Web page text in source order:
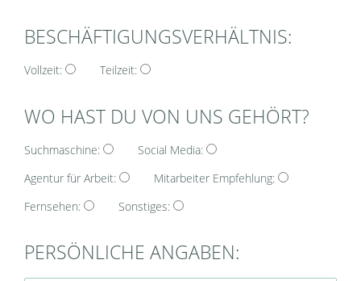
BESCHÄFTIGUNGSVERHÄLTNIS:
Vollzeit: Teilzeit:
WO HAST DU VON UNS GEHÖRT?
Suchmaschine:
Social Media:
Agentur für Arbeit:
Mitarbeiter Empfehlung:
Fernsehen:
Sonstiges:
PERSÖNLICHE ANGABEN: